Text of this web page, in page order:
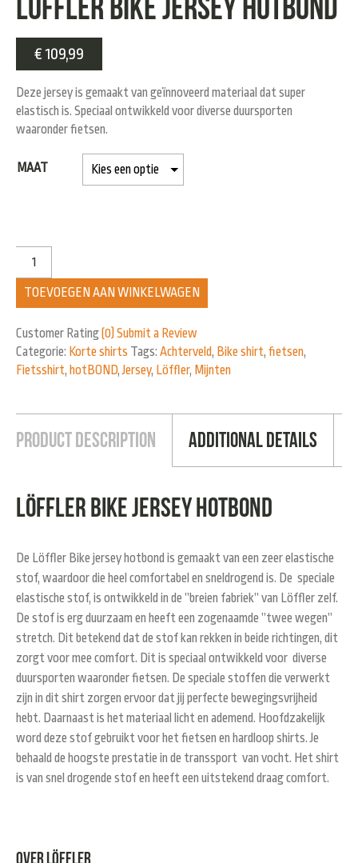
Löffler Bike Jersey hotbond
€ 109,99
Deze jersey is gemaakt van geïnnoveerd materiaal dat super
elastisch is. Speciaal ontwikkeld voor diverse duursporten
waaronder fietsen.
MAAT
TOEVOEGEN AAN WINKELWAGEN
Customer Rating(0) Submit a Review
Categorie: Korte shirts Tags: Achterveld, Bike shirt, fietsen,
Fietsshirt, hotBOND,Jersey, Löffler, Mijnten
Product Description Additional Details
Löffler Bike Jersey hotbond
De Löffler Bike jersey hotbond is gemaakt van een zeer elastische
stof, waardoor die heel comfortabel en sneldrogend is. De speciale
elastische stof, is ontwikkeld in de ”breien fabriek” van Löffler zelf.
De stof is erg duurzaam en heeft een zogenaamde ”twee wegen”
stretch. Dit betekend dat de stof kan rekken in beide richtingen, dit
zorgt voor mee comfort. Dit is speciaal ontwikkeld voor diverse
duursporten waaronder fietsen. De speciale stoffen die verwerkt
zijn in dit shirt zorgen ervoor dat jij perfecte bewegingsvrijheid
hebt. Daarnaast is het materiaal licht en ademend. Hoofdzakelijk
word deze stof gebruikt voor het fietsen en hardloop shirts. Je
behaald de hoogste prestatie in de transsport van vocht. Het shirt
is van snel drogende stof en heeft een uitstekend draag comfort.
Over Löffler